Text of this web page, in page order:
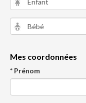
Mes coordonnées
* Prénom